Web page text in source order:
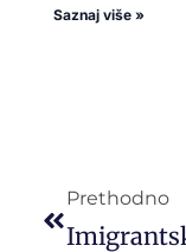
Saznaj više »
Prethodno